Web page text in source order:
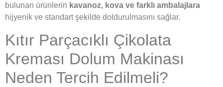
bulunan ürünlerin kavanoz, kova ve farklı ambalajlara
hijyenik ve standart şekilde doldurulmasını sağlar.
Kıtır Parçacıklı Çikolata
Kreması Dolum Makinası
Neden Tercih Edilmeli?